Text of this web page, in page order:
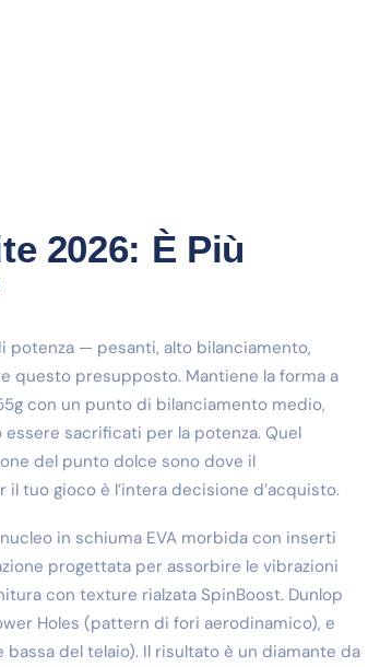
2026: È Più
— pesanti, alto bilanciamento,
questo presupposto. Mantiene la forma a
con un punto di bilanciamento medio,
sacrificati per la potenza. Quel
del punto dolce sono dove il
tuo gioco è l’intera decisione d’acquisto.
in schiuma EVA morbida con inserti
progettata per assorbire le vibrazioni
con texture rialzata SpinBoost. Dunlop
Holes (pattern di fori aerodinamico), e
del telaio). Il risultato è un diamante da